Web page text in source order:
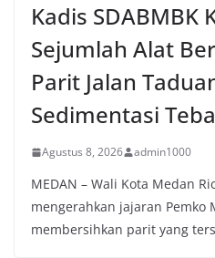
Kadis SDABMBK
Sejumlah Alat
Parit Jalan
Sedimentasi
Agustus 8, 2026 admin1000
MEDAN – Wali Kota Medan
mengerahkan jajaran Pemko
membersihkan parit yang